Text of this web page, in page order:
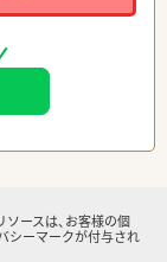
ソースは、お客様の個
シーマークが付与され